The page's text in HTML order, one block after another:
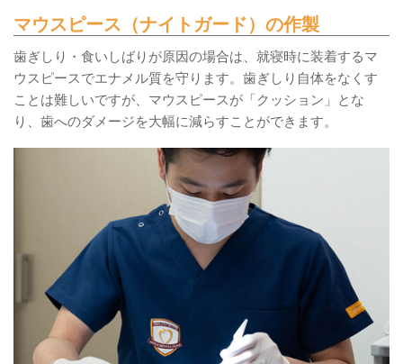
マウスピース（ナイトガード）の作製
歯ぎしり・食いしばりが原因の場合は、就寝時に装着するマ
ウスピースでエナメル質を守ります。歯ぎしり自体をなくす
ことは難しいですが、マウスピースが「クッション」とな
り、歯へのダメージを大幅に減らすことができます。